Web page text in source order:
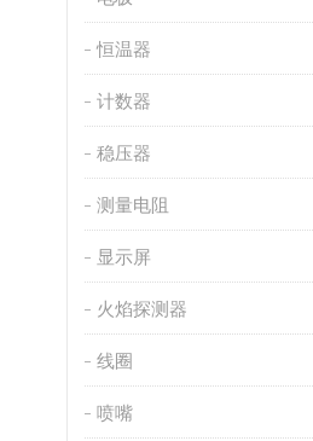
恒温器
计数器
稳压器
测量电阻
显示屏
火焰探测器
线圈
喷嘴